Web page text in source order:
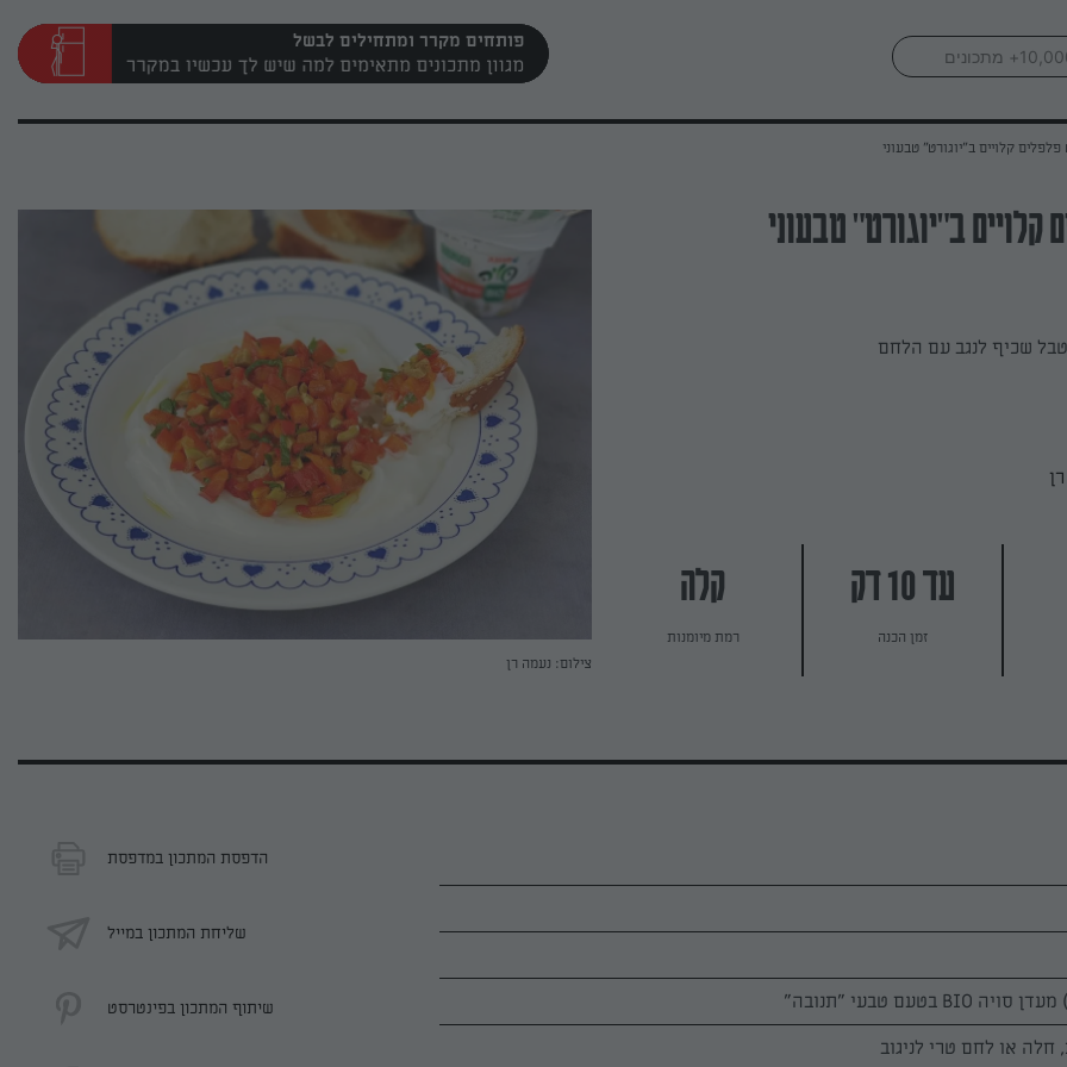
פותחים מקרר ומתחילים לבשל
קלויים ב"יוגורט" טבעוני
קלויים ב"יוגורט" טבעוני
שכיף לנגב עם הלחם
עד 10 דק
זמן הכנה
קלה
רמת מיומנות
צילום: נעמה רן
או לחם טרי לניגוב
הדפסת המתכון במדפסת
שליחת המתכון במייל
שיתוף המתכון בפינטרסט